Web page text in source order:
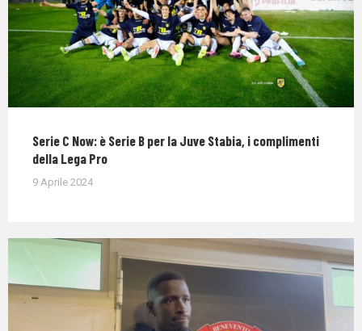
Serie C Now: è Serie B per la Juve Stabia, i complimenti
della Lega Pro
9 Aprile 2024